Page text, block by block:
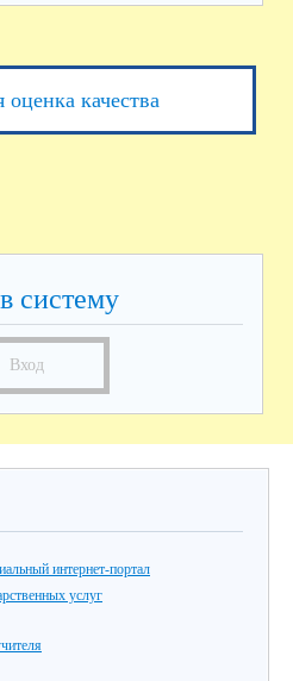
оценка качества
систему
Вход
интернет-портал
услуг